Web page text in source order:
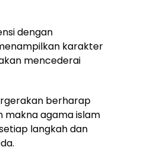
dengan
karakter
mencederai
berharap
makna agama islam
langkah dan